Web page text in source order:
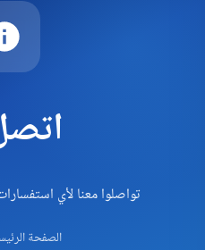
تواصلوا معنا لأي
الصفحة